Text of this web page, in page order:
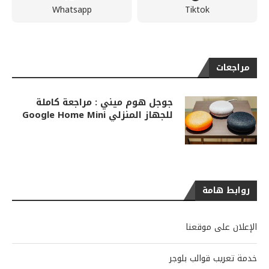
Tiktok
Whatsapp
مراجعات
جوجل هوم ميني : مراجعة كاملة
للجهاز المنزلي Google Home Mini
روابط هامة
الإعلان على موقعنا
خدمة تعريب قوالب بلوجر